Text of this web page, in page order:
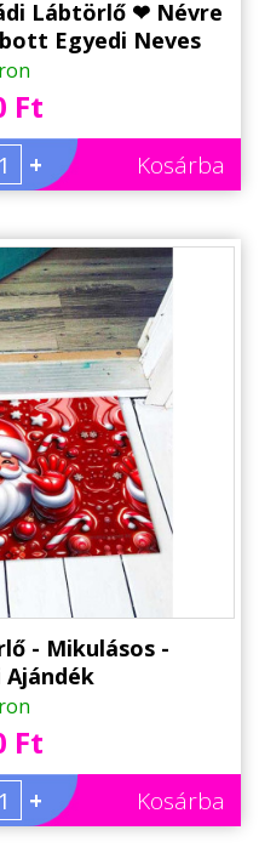
Lábtörlő ❤ Névre
Egyedi Neves
Ft
+ Kosárba
- Mikulásos -
Ajándék
Ft
+ Kosárba